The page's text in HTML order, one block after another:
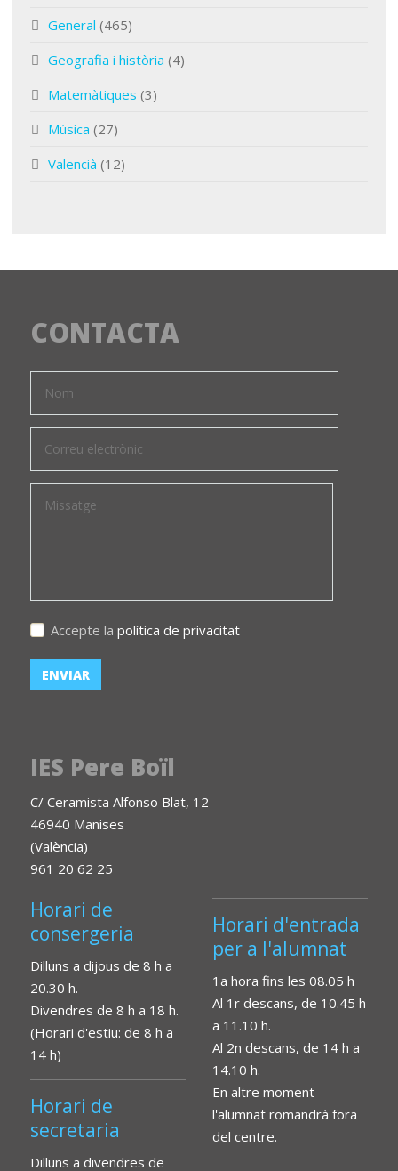
General (465)
Geografia i història (4)
Matemàtiques (3)
Música (27)
Valencià (12)
CONTACTA
Accepte la política de privacitat
IES Pere Boïl
C/ Ceramista Alfonso Blat, 12
46940 Manises
(València)
961 20 62 25
Horari de
consergeria
Dilluns a dijous de 8 h a
20.30 h.
Divendres de 8 h a 18 h.
(Horari d'estiu: de 8 h a
14 h)
Horari de
secretaria
Dilluns a divendres de
Horari d'entrada
per a l'alumnat
1a hora fins les 08.05 h
Al 1r descans, de 10.45 h
a 11.10 h.
Al 2n descans, de 14 h a
14.10 h.
En altre moment
l'alumnat romandrà fora
del centre.